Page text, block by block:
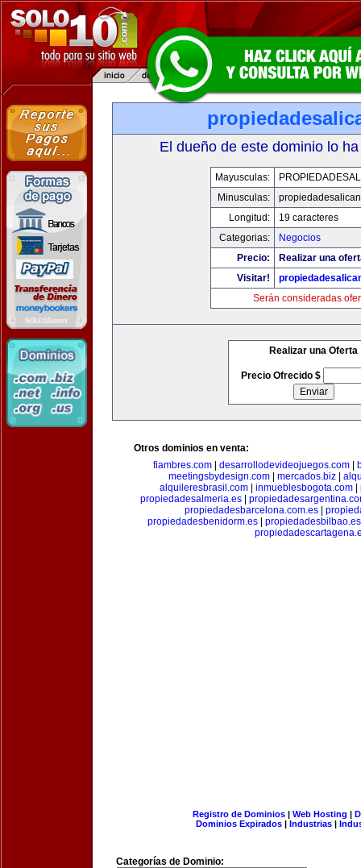
El dueño de este dominio lo
Mayusculas:
Minusculas:
Longitud:
19 caracteres
Categorias:
Negocios
Precio:
Realizar una
Visitar!
Serán consideradas
Realizar una Oferta
Precio Ofrecido $
Otros dominios en venta:
fiambres.com| desarrollodevideojuegos.com|
meetingsbydesign.com| mercados.biz|
alquileresbrasil.com| inmueblesbogota.com|
propiedadesalmeria.es
propiedadesbarcelona.com.es|
propiedadesbenidorm.es
propiedadesbilbao.es
Registro de Dominios| Web Hosting |
Dominios Expirados | Industrias |
Categorías de Dominio: